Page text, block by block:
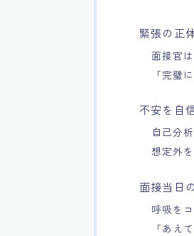
緊張の正
面接官
「完璧
不安を自
自己分
想定外
面接当日
呼吸を
「あえ